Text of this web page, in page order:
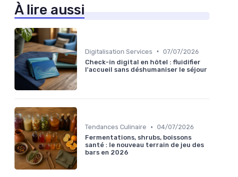
À lire aussi
Digitalisation Services • 07/07/2026
Check-in digital en hôtel : fluidifier
l'accueil sans déshumaniser le séjour
Tendances Culinaire • 04/07/2026
Fermentations, shrubs, boissons
santé : le nouveau terrain de jeu des
bars en 2026